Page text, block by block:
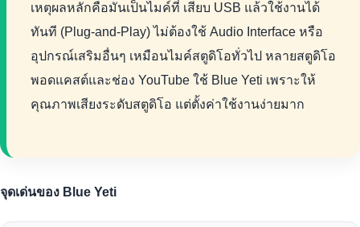
เหตุผลหลักคือมันเป็นไมค์ที่ เสียบ USB แล้วใช้งานได้
ทันที (Plug-and-Play) ไม่ต้องใช้ Audio Interface หรือ
อุปกรณ์เสริมอื่นๆ เหมือนไมค์สตูดิโอทั่วไป หลายสตูดิโอ
พอดแคสต์และช่อง YouTube ใช้ Blue Yeti เพราะให้
คุณภาพเสียงระดับสตูดิโอ แต่ตั้งค่าใช้งานง่ายมาก
จุดเด่นของ Blue Yeti